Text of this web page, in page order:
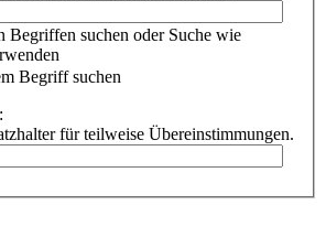
Begriffen suchen oder Suche wie
Begriff suchen
für teilweise Übereinstimmungen.